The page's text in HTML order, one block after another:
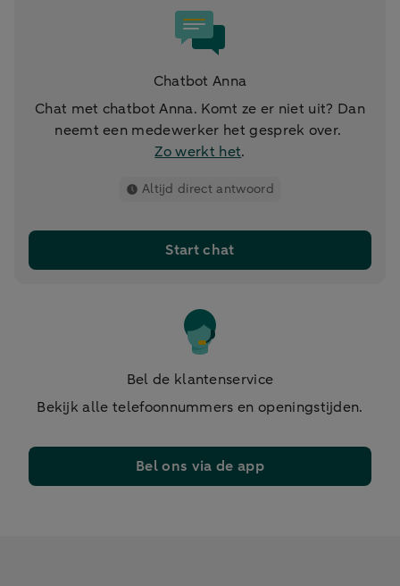
Chatbot Anna
Chat met chatbot Anna. Komt ze er niet uit? Dan
neemt een medewerker het gesprek over.
Zo werkt het.
Altijd direct antwoord
Start chat
Bel de klantenservice
Bekijk alle telefoonnummers en openingstijden.
Bel ons via de app